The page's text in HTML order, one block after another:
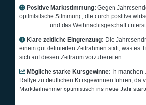
Positive Marktstimmung: Gegen
optimistische Stimmung, die durch positive
und das Weihnachtsgeschäft
Klare zeitliche Eingrenzung: Die
einem gut definierten Zeitrahmen statt, was es
sich auf diesen Zeitraum vorzubereiten.
Mögliche starke Kursgewinne: In manchen
Rallye zu deutlichen Kursgewinnen führen, da
Marktteilnehmer optimistisch ins neue Jahr